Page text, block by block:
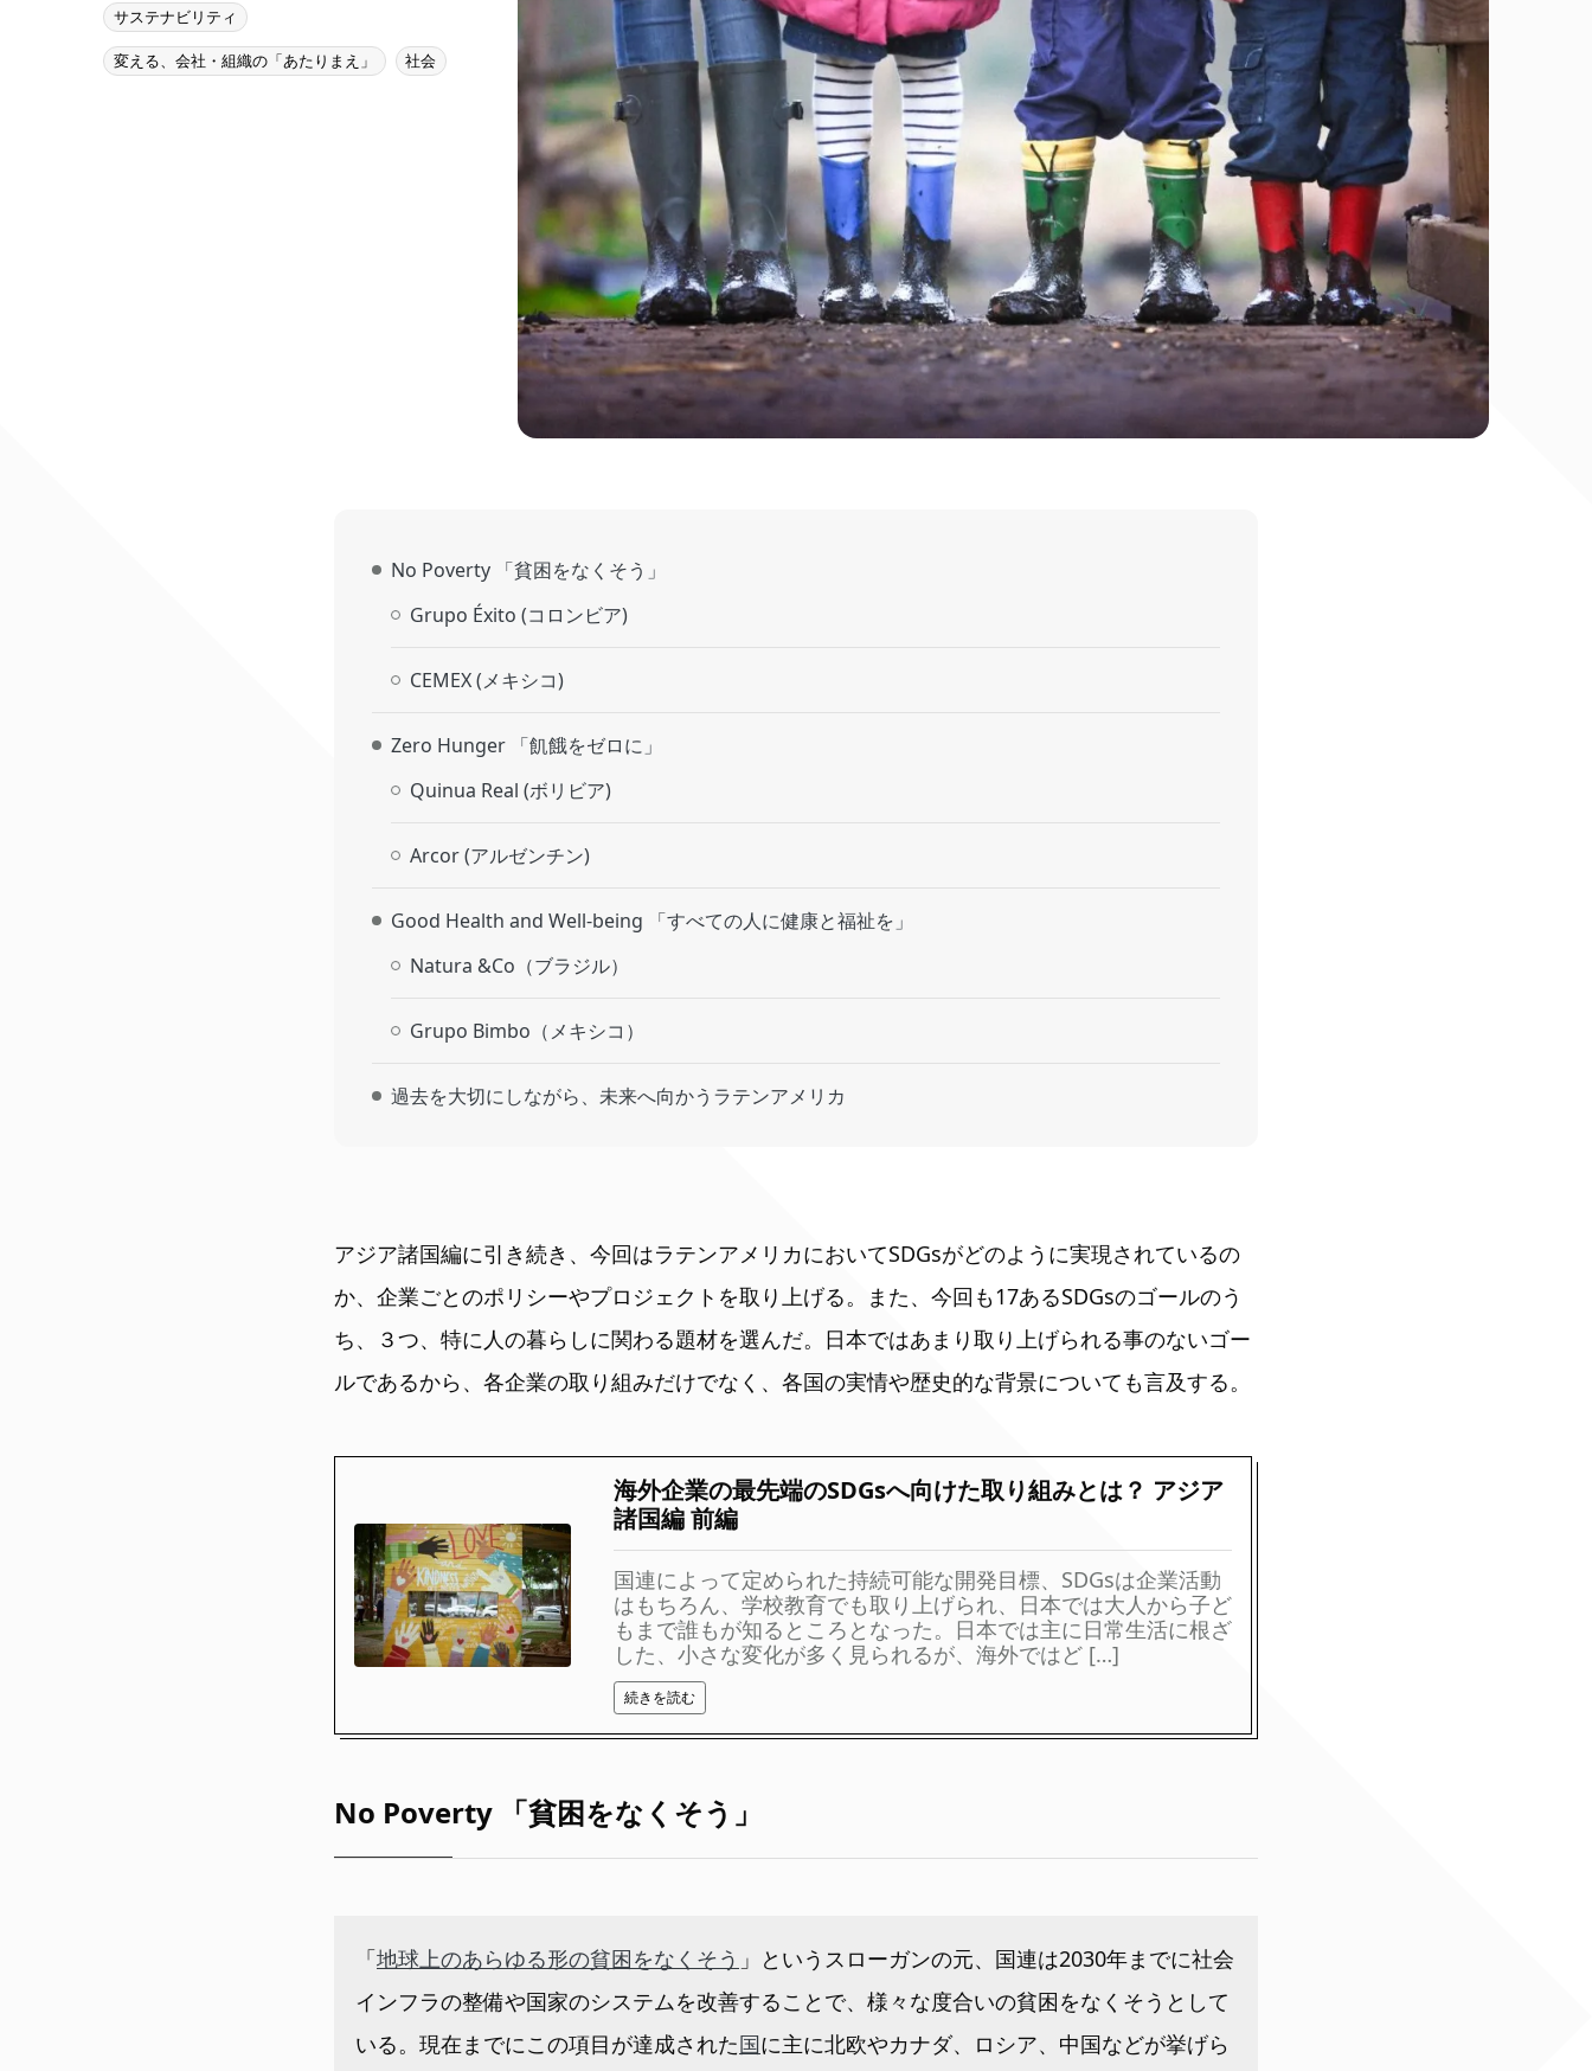
サステナビリティ
変える、会社・組織の「あたりまえ」 社会
No Poverty 「貧困をなくそう」
Grupo Éxito (コロンビア)
CEMEX (メキシコ)
Zero Hunger 「飢餓をゼロに」
Quinua Real (ボリビア)
Arcor (アルゼンチン)
Good Health and Well-being 「すべての人に健康と福祉を」
Natura &Co（ブラジル）
Grupo Bimbo（メキシコ）
過去を大切にしながら、未来へ向かうラテンアメリカ
アジア諸国編に引き続き、今回はラテンアメリカにおいてSDGsがどのように実現されているの
か、企業ごとのポリシーやプロジェクトを取り上げる。また、今回も17あるSDGsのゴールのう
ち、３つ、特に人の暮らしに関わる題材を選んだ。日本ではあまり取り上げられる事のないゴー
ルであるから、各企業の取り組みだけでなく、各国の実情や歴史的な背景についても言及する。
海外企業の最先端のSDGsへ向けた取り組みとは？ アジア
諸国編 前編
国連によって定められた持続可能な開発目標、SDGsは企業活動
はもちろん、学校教育でも取り上げられ、日本では大人から子ど
もまで誰もが知るところとなった。日本では主に日常生活に根ざ
した、小さな変化が多く見られるが、海外ではど […]
続きを読む
No Poverty 「貧困をなくそう」
「地球上のあらゆる形の貧困をなくそう 」というスローガンの元、国連は2030年までに社会
インフラの整備や国家のシステムを改善することで、様々な度合いの貧困をなくそうとして
いる。現在までにこの項目が達成された国に主に北欧やカナダ、ロシア、中国などが挙げら